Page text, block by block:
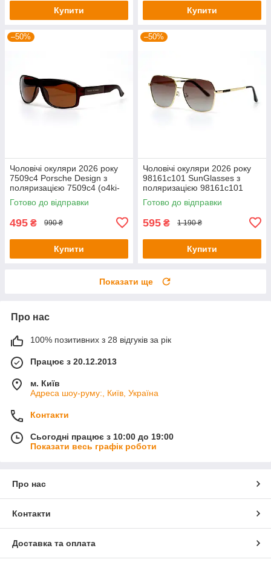
Купити Купити
–50%
Чоловічі окуляри 2026 року
7509c4 Porsche Design з
поляризацією 7509c4 (o4ki-
10891)
Готово до відправки
495 ₴ 990 ₴
Купити
–50%
Чоловічі окуляри 2026 року
98161c101 SunGlasses з
поляризацією 98161c101
(o4ki-10916)
Готово до відправки
595 ₴ 1 190 ₴
Купити
Показати ще
Про нас
100% позитивних з 28 відгуків за рік
Працює з 20.12.2013
м. Київ
Адреса шоу-руму:, Київ, Україна
Контакти
Сьогодні працює з 10:00 до 19:00
Показати весь графік роботи
Про нас
Контакти
Доставка та оплата